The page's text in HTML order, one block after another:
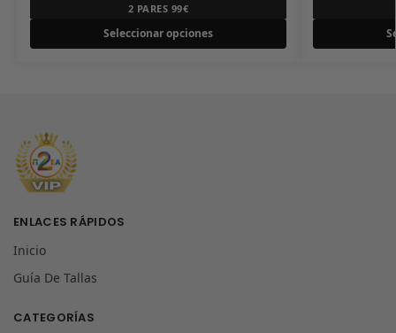
2 PARES 99€
Seleccionar opciones
ENLACES RÁPIDOS
Inicio
Guía De Tallas
CATEGORÍAS